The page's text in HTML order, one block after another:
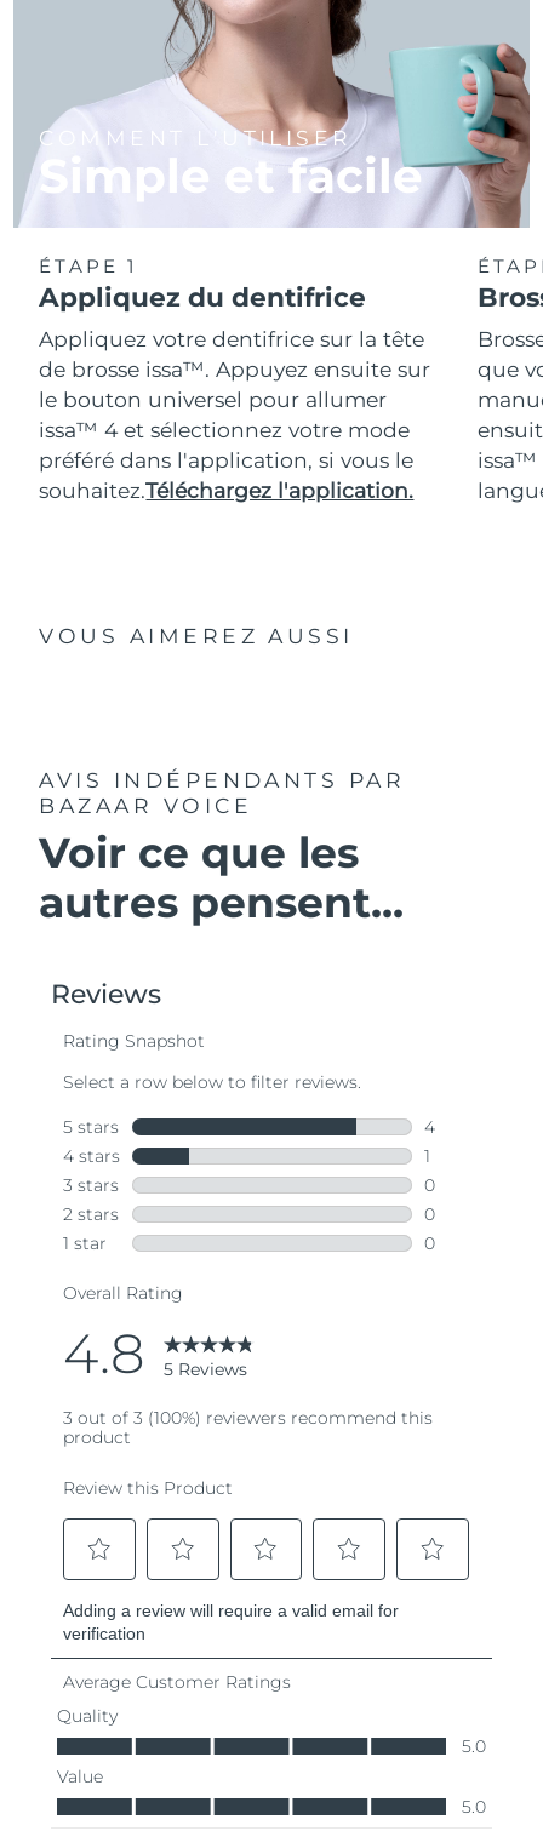
COMMENT L'UTILISER
Simple et facile
ÉTAPE 1
Appliquez du dentifrice
Appliquez votre dentifrice sur la tête
de brosse issa™. Appuyez ensuite sur
le bouton universel pour allumer
issa™ 4 et sélectionnez votre mode
préféré dans l'application, si vous le
souhaitez.Téléchargez l'application.
que
issa™
VOUS AIMEREZ AUSSI
AVIS INDÉPENDANTS
PAR
BAZAAR VOICE
Voir ce que les
autres pensent...